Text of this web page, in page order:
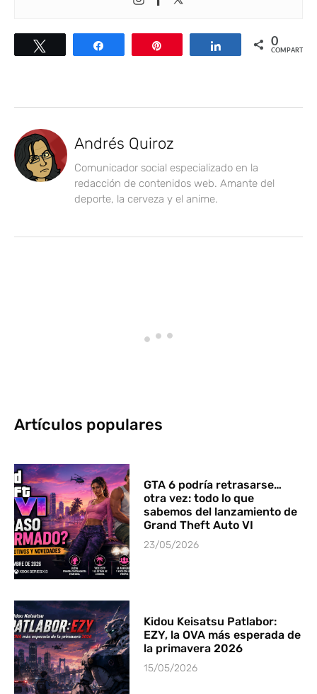
Compartir Compartir0
COMPARTIR
Andrés Quiroz
Comunicador social especializado en la
redacción de contenidos web. Amante del
deporte, la cerveza y el anime.
Artículos populares
GTA 6 podría retrasarse…
otra vez: todo lo que
sabemos del lanzamiento de
Grand Theft Auto VI
23/05/2026
Kidou Keisatsu Patlabor:
EZY, la OVA más esperada de
la primavera 2026
15/05/2026